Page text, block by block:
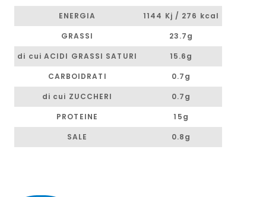
ENERGIA
1144 Kj / 276 kcal
GRASSI
23.7g
di cui ACIDI GRASSI SATURI
15.6g
CARBOIDRATI
0.7g
di cui ZUCCHERI
0.7g
PROTEINE
15g
SALE
0.8g